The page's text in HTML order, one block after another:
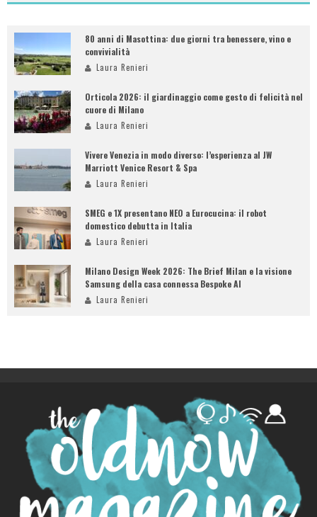
80 anni di Masottina: due giorni tra benessere, vino e
convivialità
Laura Renieri
Orticola 2026: il giardinaggio come gesto di felicità nel
cuore di Milano
Laura Renieri
Vivere Venezia in modo diverso: l’esperienza al JW
Marriott Venice Resort & Spa
Laura Renieri
SMEG e 1X presentano NEO a Eurocucina: il robot
domestico debutta in Italia
Laura Renieri
Milano Design Week 2026: The Brief Milan e la visione
Samsung della casa connessa Bespoke AI
Laura Renieri